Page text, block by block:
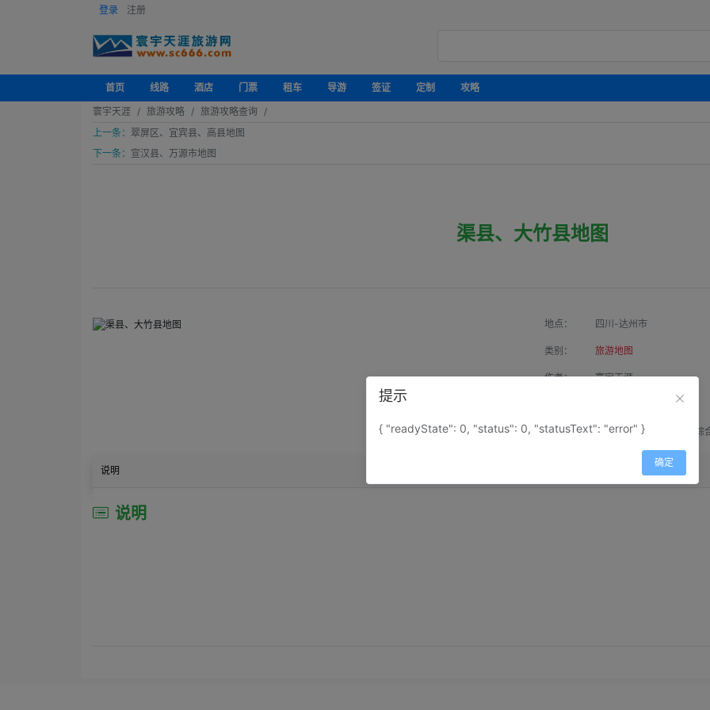
登录 注册
首页 线路 酒店 门票 租车 导游 签证 定制
攻略
寰宇天涯
旅游攻略
旅游攻略查询
上一条： 翠屏区、宜宾县、高县地图
下一条： 宣汉县、万源市地图
渠县、大竹县地图
地点： 四川-达州市
类别： 旅游地图
作者： 寰宇天涯
属性： 地图属性： 地图类型-综
说明
说明
提示
{ "readyState": 0, "status": 0, "statusText": "error" }
确定